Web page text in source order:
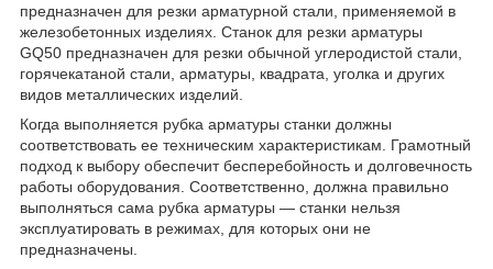
предназначен для резки арматурной стали, применяемой в
железобетонных изделиях. Станок для резки арматуры
GQ50 предназначен для резки обычной углеродистой стали,
горячекатаной стали, арматуры, квадрата, уголка и других
видов металлических изделий.
Когда выполняется рубка арматуры станки должны
соответствовать ее техническим характеристикам. Грамотный
подход к выбору обеспечит бесперебойность и долговечность
работы оборудования. Соответственно, должна правильно
выполняться сама рубка арматуры ― станки нельзя
эксплуатировать в режимах, для которых они не
предназначены.